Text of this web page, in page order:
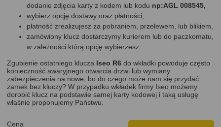
dodanie zdjęcia karty z kodem lub kodu np:AGL 008545,
wybierz opcję dostawy oraz płatności,
płatność zrealizujesz za pobraniem, przelewem, lub blikiem,
zamówiony klucz dostarczymy kurierem lub do paczkomatu,
w zależności którą opcję wybierzesz.
Zgubienie ostatniego klucza Iseo R6 do wkładki powoduje często
konieczność awaryjnego otwarcia drzwi lub wymiany
zabezpieczenia na nowe, bo do czego może nam się przydać
zamek bez kluczy? W przypadku wkładek firmy Iseo możemy
dorobić klucz na podstawie samej karty kodowej i taką usługę
właśnie proponujemy Państwu.
Cena